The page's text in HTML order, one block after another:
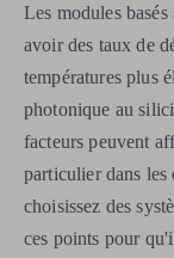
Les modules
avoir des taux de
températures plus
photonique au
facteurs peuvent
particulier dans les
choisissez des
ces points pour